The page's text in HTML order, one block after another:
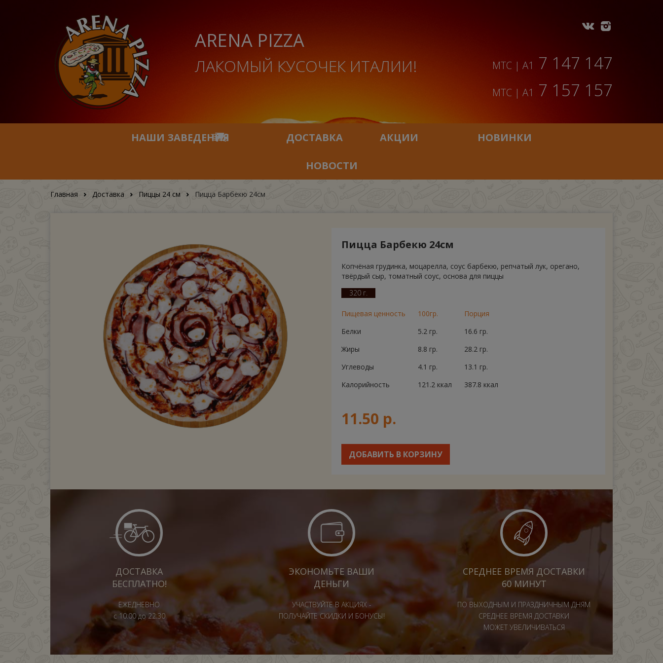
ARENA PIZZA
ЛАКОМЫЙ КУСОЧЕК ИТАЛИИ! МТС | A1 7 147 147
МТС | A1 7 157 157
НАШИ ЗАВЕДЕНИЯ ДОСТАВКА АКЦИИ НОВИНКИ
НОВОСТИ
Главная Доставка Пиццы 24 см Пицца Барбекю 24см
Пицца Барбекю 24см
Копчёная грудинка, моцарелла, соус барбекю, репчатый лук, орегано,
твёрдый сыр, томатный соус, основа для пиццы
320 г.
Пищевая ценность 100гр.
Порция
Белки
5.2 гр.
16.6 гр.
Жиры
8.8 гр.
28.2 гр.
Углеводы
4.1 гр.
13.1 гр.
Калорийность
121.2 ккал 387.8 ккал
11.50 р.
ДОБАВИТЬ В КОРЗИНУ
ДОСТАВКА
БЕСПЛАТНО!
ЕЖЕДНЕВНО
с 10:00 до 22:30
ЭКОНОМЬТЕ ВАШИ
ДЕНЬГИ
УЧАСТВУЙТЕ В АКЦИЯХ -
ПОЛУЧАЙТЕ СКИДКИ И БОНУСЫ!
СРЕДНЕЕ ВРЕМЯ ДОСТАВКИ
60 МИНУТ
ПО ВЫХОДНЫМ И ПРАЗДНИЧНЫМ ДНЯМ
СРЕДНЕЕ ВРЕМЯ ДОСТАВКИ
МОЖЕТ УВЕЛИЧИВАТЬСЯ